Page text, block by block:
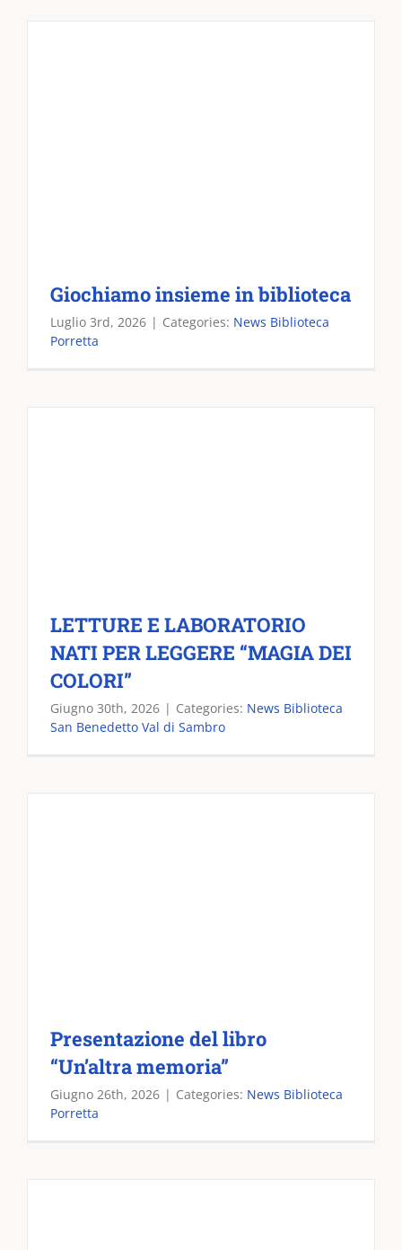
Giochiamo insieme in biblioteca
Luglio 3rd, 2026 | Categories: News Biblioteca
Porretta
LETTURE E LABORATORIO
NATI PER LEGGERE “MAGIA DEI
COLORI”
Giugno 30th, 2026 | Categories: News Biblioteca
San Benedetto Val di Sambro
Presentazione del libro
“Un’altra memoria”
Giugno 26th, 2026 | Categories: News Biblioteca
Porretta